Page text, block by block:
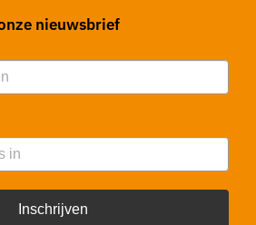
nieuwsbrief
Inschrijven